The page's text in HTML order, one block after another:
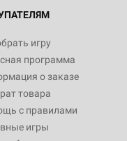
игру
программа
о заказе
товара
с правилами
игры